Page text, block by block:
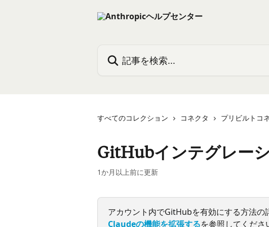
すべてのコレクション コネクタ プリビルトコ
GitHubインテグレー
1か月以上前に更新
アカウント内でGitHubを有効にする方法の
Claudeの機能を拡張するを参照してくださ